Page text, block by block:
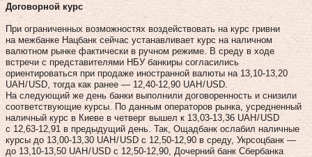
Договорной курс
При ограниченных возможностях воздействовать на курс гривни
на межбанке Нацбанк сейчас устанавливает курс на наличном
валютном рынке фактически в ручном режиме. В среду в ходе
встречи с представителями НБУ банкиры согласились
ориентироваться при продаже иностранной валюты на 13,10‑13,20
UAH / USD, тогда как ранее — 12,40‑12,90 UAH / USD.
На следующий же день банки выполнили договоренность и снизили
соответствующие курсы. По данным операторов рынка, усредненный
наличный курс в Киеве в четверг вышел к 13,03‑13,36 UAH / USD
с 12,63‑12,91 в предыдущий день. Так, Ощадбанк ослабил наличные
курсы до 13,00‑13,30 UAH / USD с 12,50‑12,90 в среду, Укрсоцбанк —
до 13,10‑13,50 UAH / USD с 12,50‑12,90, Дочерний банк Сбербанка